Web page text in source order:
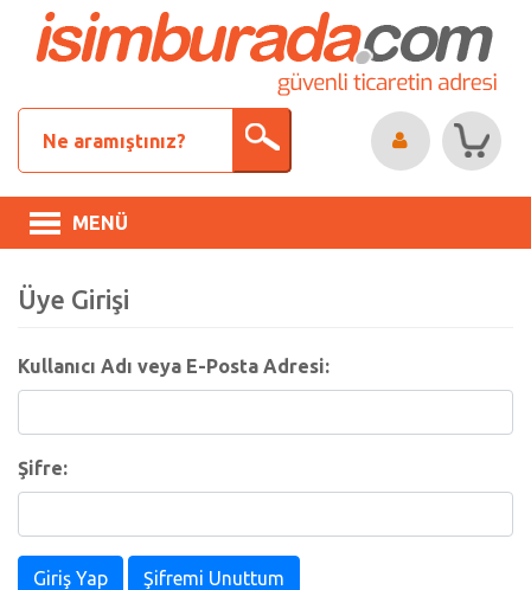
MENÜ
Üye Girişi
Kullanıcı Adı veya E-Posta Adresi:
Şifre:
Giriş Yap Şifremi Unuttum